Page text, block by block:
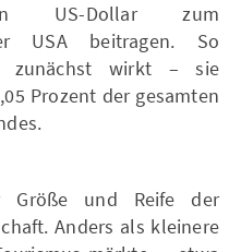
US-Dollar zum
USA beitragen. So
zunächst wirkt – sie
Prozent der gesamten
und Reife der
Anders als kleinere